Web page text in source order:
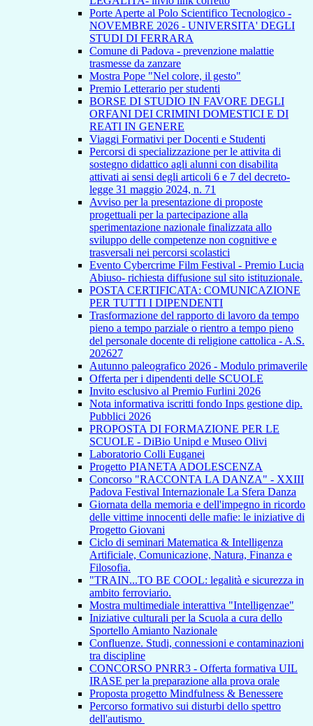
Porte Aperte al Polo Scientifico Tecnologico -
NOVEMBRE 2026 - UNIVERSITA' DEGLI
STUDI DI FERRARA
Comune di Padova - prevenzione malattie
trasmesse da zanzare
Mostra Pope "Nel colore, il gesto"
Premio Letterario per studenti
BORSE DI STUDIO IN FAVORE DEGLI
ORFANI DEI CRIMINI DOMESTICI E DI
REATI IN GENERE
Viaggi Formativi per Docenti e Studenti
Percorsi di specializzazione per le attivita di
sostegno didattico agli alunni con disabilita
attivati ai sensi degli articoli 6 e 7 del decreto-
legge 31 maggio 2024, n. 71
Avviso per la presentazione di proposte
progettuali per la partecipazione alla
sperimentazione nazionale finalizzata allo
sviluppo delle competenze non cognitive e
trasversali nei percorsi scolastici
Evento Cybercrime Film Festival - Premio Lucia
Abiuso- richiesta diffusione sul sito istituzionale.
POSTA CERTIFICATA: COMUNICAZIONE
PER TUTTI I DIPENDENTI
Trasformazione del rapporto di lavoro da tempo
pieno a tempo parziale o rientro a tempo pieno
del personale docente di religione cattolica - A.S.
202627
Autunno paleografico 2026 - Modulo primaverile
Offerta per i dipendenti delle SCUOLE
Invito esclusivo al Premio Furlini 2026
Nota informativa iscritti fondo Inps gestione dip.
Pubblici 2026
PROPOSTA DI FORMAZIONE PER LE
SCUOLE - DiBio Unipd e Museo Olivi
Laboratorio Colli Euganei
Progetto PIANETA ADOLESCENZA
Concorso "RACCONTA LA DANZA" - XXIII
Padova Festival Internazionale La Sfera Danza
Giornata della memoria e dell'impegno in ricordo
delle vittime innocenti delle mafie: le iniziative di
Progetto Giovani
Ciclo di seminari Matematica & Intelligenza
Artificiale, Comunicazione, Natura, Finanza e
Filosofia.
"TRAIN...TO BE COOL: legalità e sicurezza in
ambito ferroviario.
Mostra multimediale interattiva "Intelligenzae"
Iniziative culturali per la Scuola a cura dello
Sportello Amianto Nazionale
Confluenze. Studi, connessioni e contaminazioni
tra discipline
CONCORSO PNRR3 - Offerta formativa UIL
IRASE per la preparazione alla prova orale
Proposta progetto Mindfulness & Benessere
Percorso formativo sui disturbi dello spettro
dell'autismo